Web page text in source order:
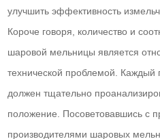
улучшить эффективность
Короче говоря, количество и
шаровой мельницы является
технической проблемой.
должен тщательно
положение. Посоветовавшись с
производителями шаровых